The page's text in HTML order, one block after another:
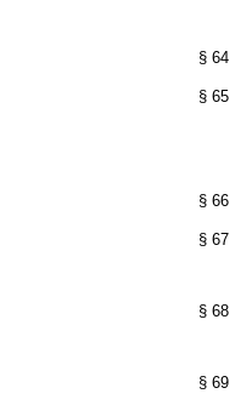
§ 64
§ 65
§ 66
§ 67
§ 68
§ 69